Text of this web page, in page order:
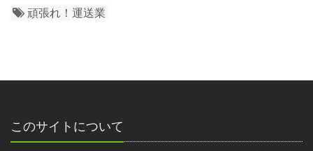
頑張れ！運送業
このサイトについて